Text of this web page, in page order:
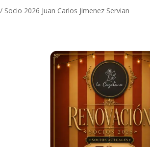
/ Socio 2026 Juan Carlos Jimenez Servian